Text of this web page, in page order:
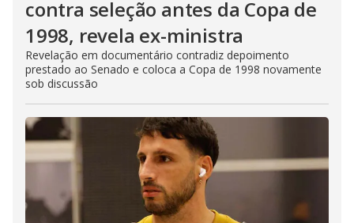
contra seleção antes da Copa de
1998, revela ex-ministra
Revelação em documentário contradiz depoimento
prestado ao Senado e coloca a Copa de 1998 novamente
sob discussão